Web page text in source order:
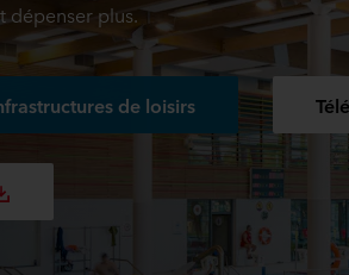
dépenser plus.
de loisirs